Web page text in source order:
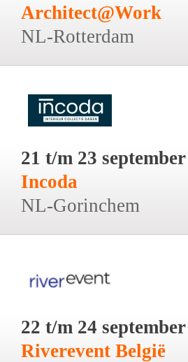
Architect@Work
NL-Rotterdam
21 t/m 23 september
Incoda
NL-Gorinchem
22 t/m 24 september
Riverevent België